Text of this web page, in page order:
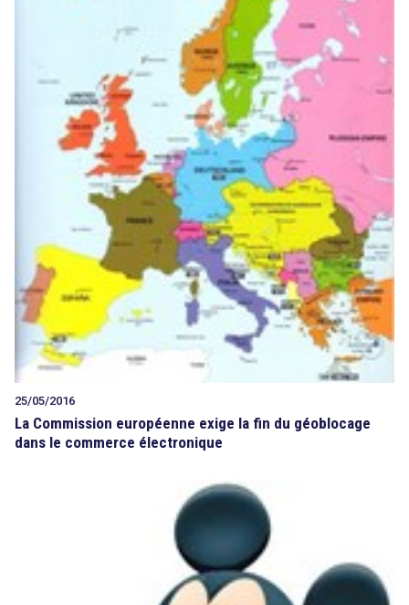
25/05/2016
La Commission européenne exige la fin du géoblocage
dans le commerce électronique